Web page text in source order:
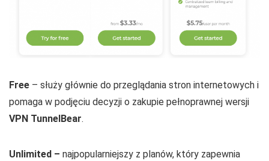
Free – służy głównie do przeglądania stron internetowych i
pomaga w podjęciu decyzji o zakupie pełnoprawnej wersji
VPN TunnelBear.
Unlimited – najpopularniejszy z planów, który zapewnia